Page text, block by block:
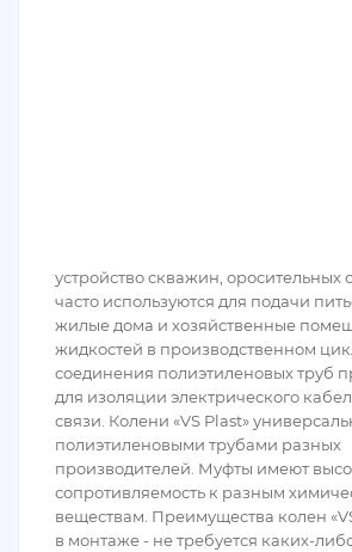
устройство скважин, оросительных
часто используются для подачи
жилые дома и хозяйственные
жидкостей в производственном
соединения полиэтиленовых труб
для изоляции электрического
связи. Колени «VS Plast»
полиэтиленовыми трубами разных
производителей. Муфты имеют
сопротивляемость к разным
веществам. Преимущества колен
в монтаже - не требуется каких-